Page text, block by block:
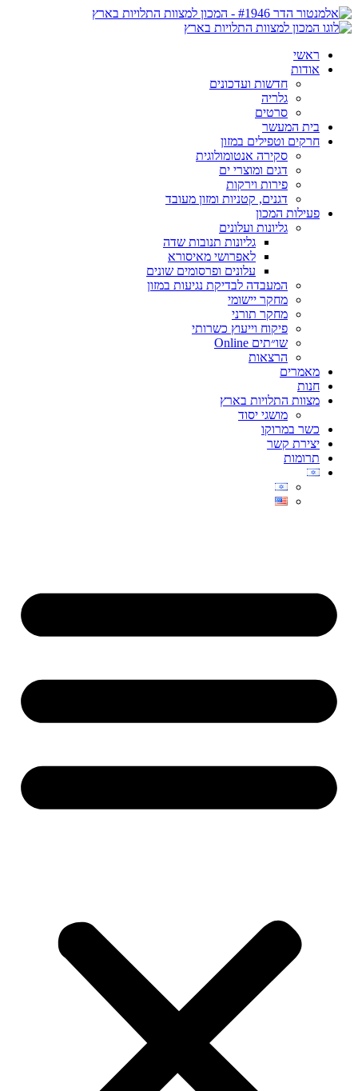
ראשי
אודות
חדשות ועדכונים
גלריה
סרטים
בית המעשר
חרקים וטפילים במזון
סקירה אנטומולוגית
דגים ומוצרי ים
פירות וירקות
דגנים, קטניות ומזון מעובד
פעילות המכון
גליונות ועלונים
גליונות תנובות שדה
לאפרושי מאיסורא
עלונים ופרסומים שונים
המעבדה לבדיקת נגיעות במזון
מחקר יישומי
מחקר תורני
פיקוח וייעוץ כשרותי
שו״תים Online
הרצאות
מאמרים
חנות
מצוות התלויות בארץ
מושגי יסוד
כשר במרוקו
יצירת קשר
תרומות